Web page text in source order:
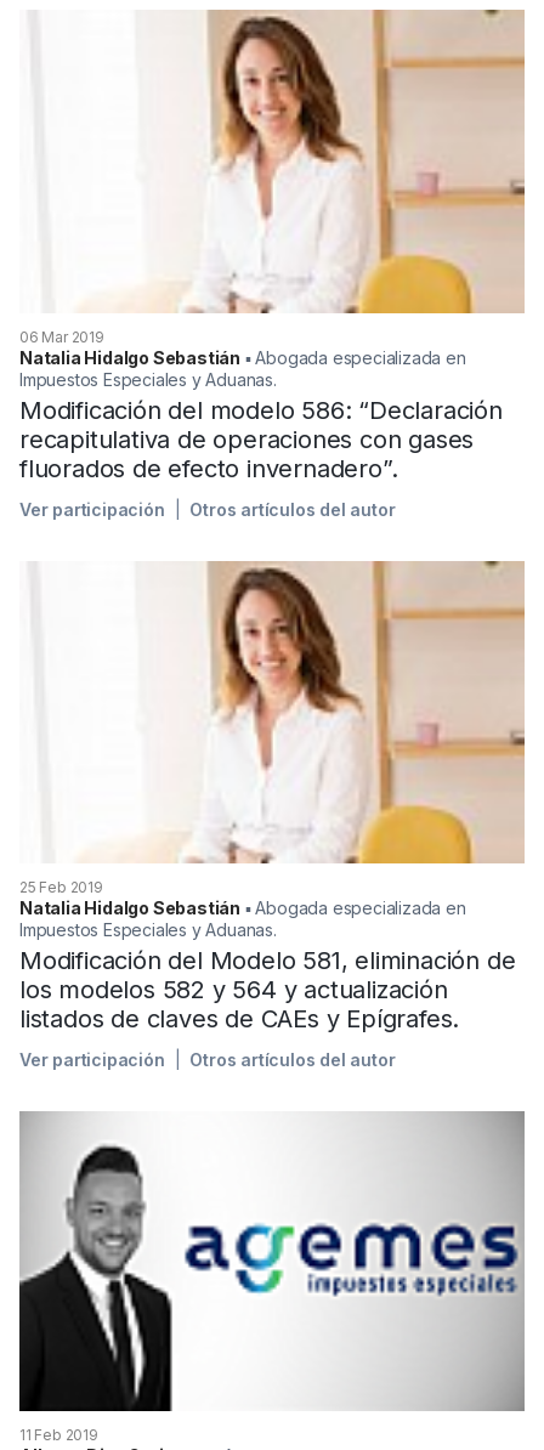
06 Mar 2019
Natalia Hidalgo Sebastián ▪︎ Abogada especializada en
Impuestos Especiales y Aduanas.
Modificación del modelo 586: “Declaración
recapitulativa de operaciones con gases
fluorados de efecto invernadero”.
Ver participación Otros artículos del autor
25 Feb 2019
Natalia Hidalgo Sebastián ▪︎ Abogada especializada en
Impuestos Especiales y Aduanas.
Modificación del Modelo 581, eliminación de
los modelos 582 y 564 y actualización
listados de claves de CAEs y Epígrafes.
Ver participación Otros artículos del autor
11 Feb 2019